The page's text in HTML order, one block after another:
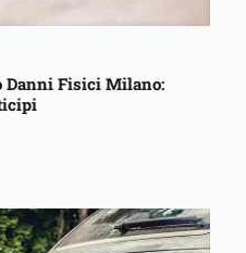
Danni Fisici Milano: